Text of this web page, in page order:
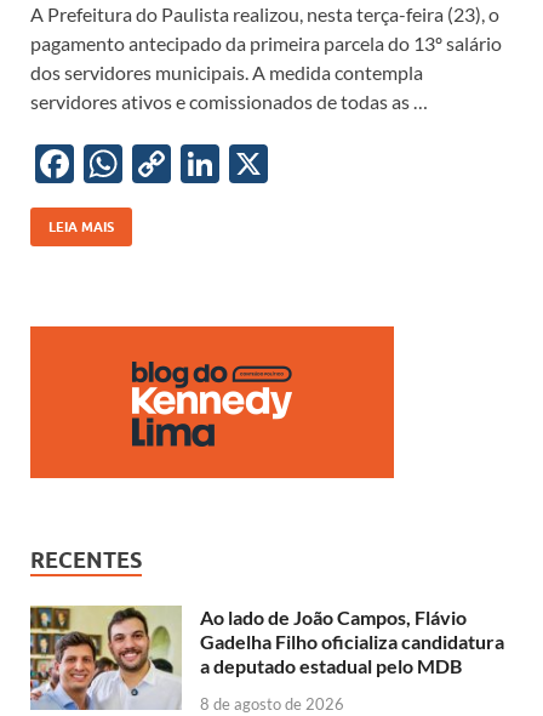
e
b
o
o
k
at
s
A
p
p
p
y
Li
n
k
k
e
dI
n
A Prefeitura do Paulista realizou, nesta terça-feira (23), o
pagamento antecipado da primeira parcela do 13º salário
dos servidores municipais. A medida contempla
servidores ativos e comissionados de todas as …
F
ac
e
o
W
h
at
A
p
p
C
Li
n
k
Li
dI
n
LEIA MAIS
RECENTES
Ao lado de João Campos, Flávio
Gadelha Filho oficializa candidatura
a deputado estadual pelo MDB
8 de agosto de 2026